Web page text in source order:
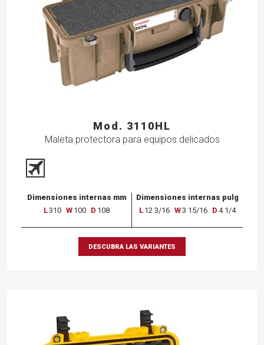
Mod. 3110HL
Maleta protectora para equipos delicados
Dimensiones internas mm
L310 W 100 D 108
Dimensiones internas pulg
L 12 3/16 W3 15/16 D 4 1/4
DESCUBRA LAS VARIANTES